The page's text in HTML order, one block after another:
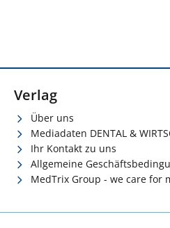
Verlag
Über uns
Mediadaten DENTAL &
Ihr Kontakt zu uns
Allgemeine
MedTrix Group - we care for